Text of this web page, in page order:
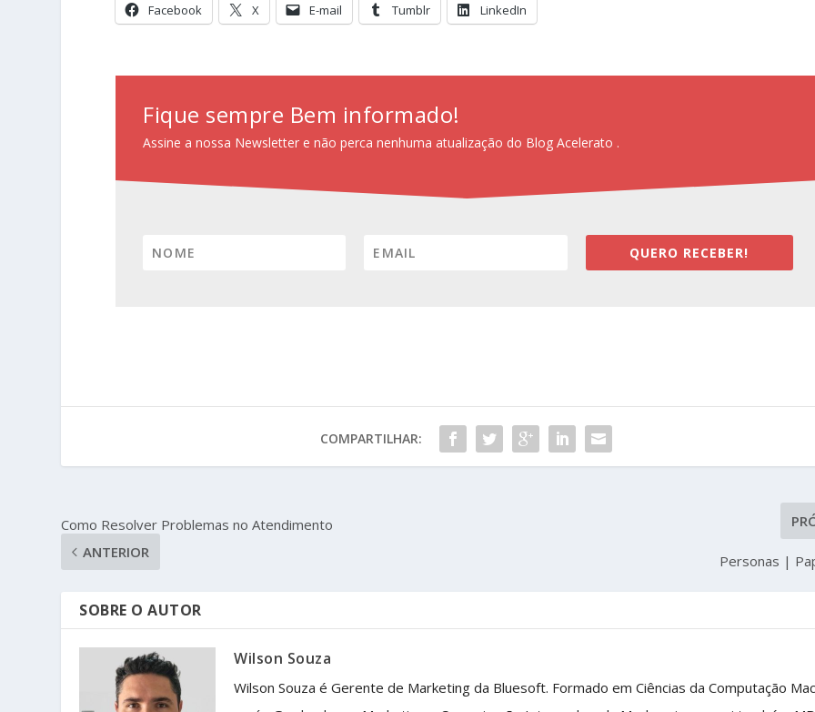
Facebook X E-mail Tumblr LinkedIn
Fique sempre Bem informado!
Assine a nossa Newsletter e não perca nenhuma atualização do Blog Acelerato .
QUERO RECEBER!
COMPARTILHAR:
Como Resolver Problemas no Atendimento
ANTERIOR
Personas |
SOBRE O AUTOR
Wilson Souza
Wilson Souza é Gerente de Marketing da Bluesoft. Formado em Ciências da Computação